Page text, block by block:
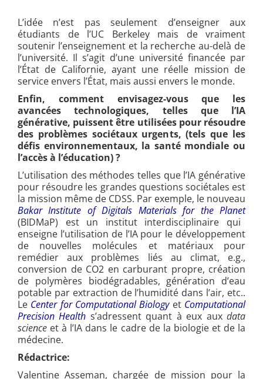
L’idée n’est pas seulement d’enseigner aux
étudiants de l’UC Berkeley mais de vraiment
soutenir l’enseignement et la recherche au-delà de
l’université. Il s’agit d’une université financée par
l’État de Californie, ayant une réelle mission de
service envers l’État, mais aussi envers le monde.
Enfin, comment envisagez-vous que les
avancées technologiques, telles que l’IA
générative, puissent être utilisées pour résoudre
des problèmes sociétaux urgents, (tels que les
défis environnementaux, la santé mondiale ou
l’accès à l’éducation) ?
L’utilisation des méthodes telles que l’IA générative
pour résoudre les grandes questions sociétales est
la mission même de CDSS. Par exemple, le nouveau
Bakar Institute of Digitals Materials for the Planet
(BIDMaP) est un institut interdisciplinaire qui
enseigne l’utilisation de l’IA pour le développement
de nouvelles molécules et matériaux pour
remédier aux problèmes liés au climat, e.g.,
conversion de CO2 en carburant propre, création
de polymères biodégradables, génération d’eau
potable par extraction de l’humidité dans l’air, etc..
Le Center for Computational Biologyet Computational
Precision Health s’adressent quant à eux auxdata
science et à l’IA dans le cadre de la biologie et de la
médecine.
Rédactrice:
Valentine Asseman, chargée de mission pour la